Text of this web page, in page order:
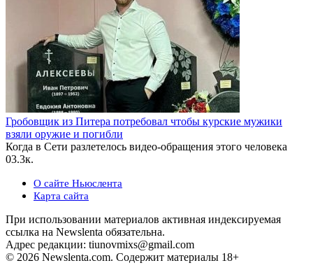
Гробовщик из Питера потребовал чтобы курские мужики
взяли оружие и погибли
Когда в Сети разлетелось видео-обращения этого человека
03.3к.
О сайте Ньюслента
Карта сайта
При использовании материалов активная индексируемая
ссылка на Newslenta обязательна.
Адрес редакции: tiunovmixs@gmail.com
© 2026 Newslenta.com. Содержит материалы 18+